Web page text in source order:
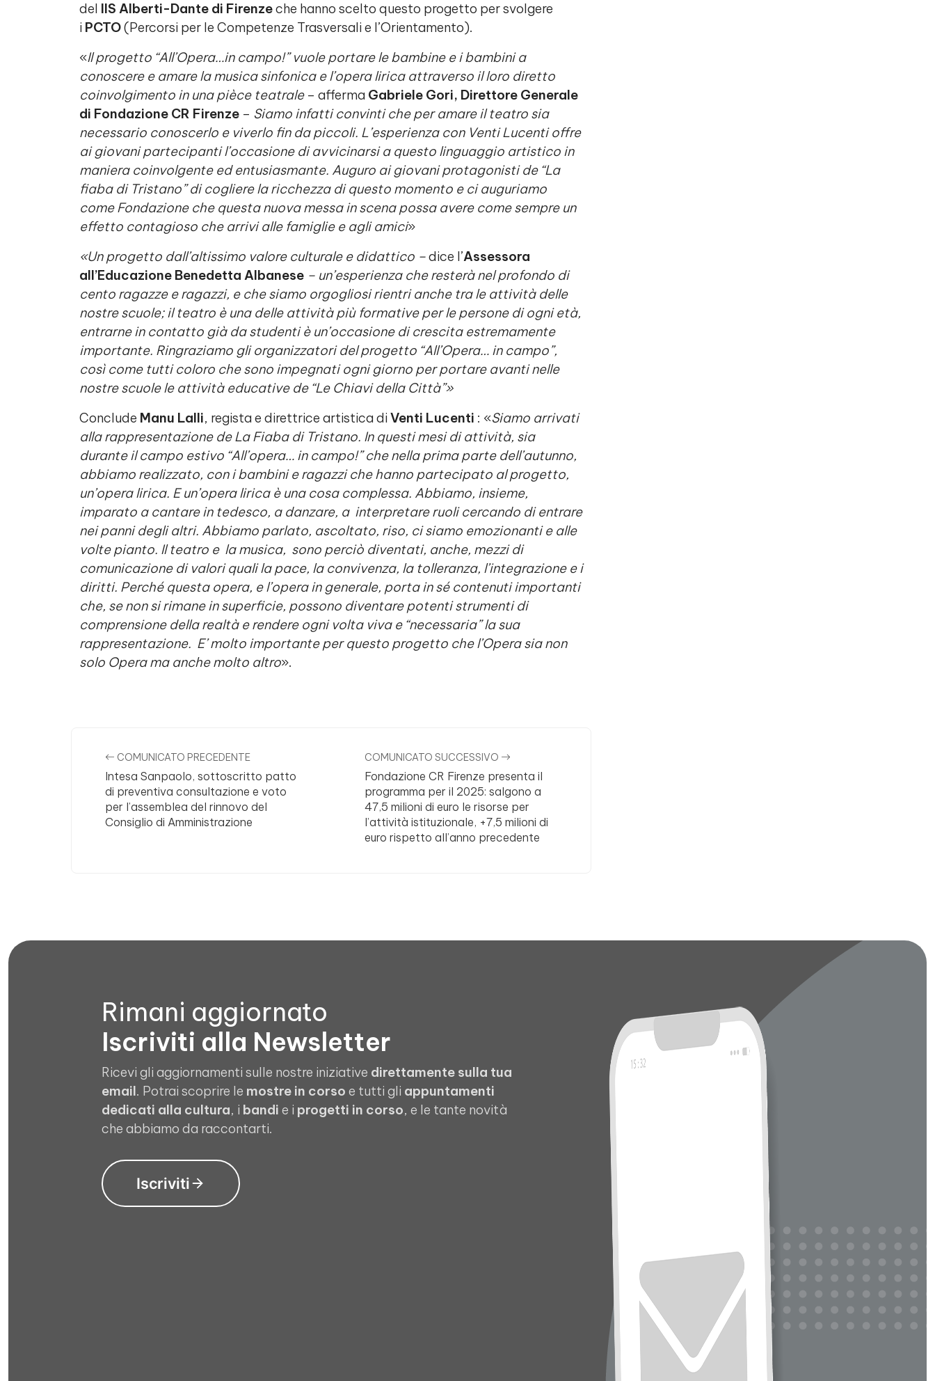
del IIS Alberti-Dante di Firenzeche hanno scelto questo progetto per svolgere
i PCTO(Percorsi per le Competenze Trasversali e l’Orientamento).
«Il progetto “All’Opera…in campo!” vuole portare le bambine e i bambini a
conoscere e amare la musica sinfonica e l’opera lirica attraverso il loro diretto
coinvolgimento in una pièce teatrale – afferma Gabriele Gori, Direttore Generale
di Fondazione CR Firenze – Siamo infatti convinti che per amare il teatro sia
necessario conoscerlo e viverlo fin da piccoli. L’esperienza con Venti Lucenti offre
ai giovani partecipanti l’occasione di avvicinarsi a questo linguaggio artistico in
maniera coinvolgente ed entusiasmante. Auguro ai giovani protagonisti de “La
fiaba di Tristano” di cogliere la ricchezza di questo momento e ci auguriamo
come Fondazione che questa nuova messa in scena possa avere come sempre un
effetto contagioso che arrivi alle famiglie e agli amici»
«Un progetto dall’altissimo valore culturale e didattico –dice l’Assessora
all’Educazione Benedetta Albanese – un’esperienza che resterà nel profondo di
cento ragazze e ragazzi, e che siamo orgogliosi rientri anche tra le attività delle
nostre scuole; il teatro è una delle attività più formative per le persone di ogni età,
entrarne in contatto già da studenti è un’occasione di crescita estremamente
importante. Ringraziamo gli organizzatori del progetto “All’Opera… in campo”,
così come tutti coloro che sono impegnati ogni giorno per portare avanti nelle
nostre scuole le attività educative de “Le Chiavi della Città”»
Conclude Manu Lalli, regista e direttrice artistica di Venti Lucenti : «Siamo arrivati
alla rappresentazione de La Fiaba di Tristano. In questi mesi di attività, sia
durante il campo estivo “All’opera… in campo!” che nella prima parte dell’autunno,
abbiamo realizzato, con i bambini e ragazzi che hanno partecipato al progetto,
un’opera lirica. E un’opera lirica è una cosa complessa. Abbiamo, insieme,
imparato a cantare in tedesco, a danzare, a interpretare ruoli cercando di entrare
nei panni degli altri. Abbiamo parlato, ascoltato, riso, ci siamo emozionanti e alle
volte pianto. Il teatro e la musica, sono perciò diventati, anche, mezzi di
comunicazione di valori quali la pace, la convivenza, la tolleranza, l’integrazione e i
diritti. Perché questa opera, e l’opera in generale, porta in sé contenuti importanti
che, se non si rimane in superficie, possono diventare potenti strumenti di
comprensione della realtà e rendere ogni volta viva e “necessaria” la sua
rappresentazione. E’ molto importante per questo progetto che l’Opera sia non
solo Opera ma anche molto altro».
COMUNICATO PRECEDENTE
Intesa Sanpaolo, sottoscritto patto
di preventiva consultazione e voto
per l’assemblea del rinnovo del
Consiglio di Amministrazione
COMUNICATO SUCCESSIVO
Fondazione CR Firenze presenta il
programma per il 2025: salgono a
47,5 milioni di euro le risorse per
l’attività istituzionale, +7,5 milioni di
euro rispetto all’anno precedente
Rimani aggiornato
Iscriviti alla Newsletter
Ricevi gli aggiornamenti sulle nostre iniziative direttamente sulla tua
email. Potrai scoprire le mostre in corso e tutti gli appuntamenti
dedicati alla cultura, i bandi e i progetti in corso, e le tante novità
che abbiamo da raccontarti.
Iscriviti